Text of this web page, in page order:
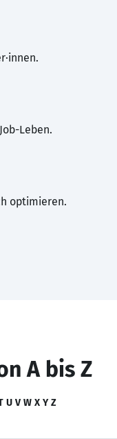
Leben.
optimieren.
A bis Z
U V W X Y Z